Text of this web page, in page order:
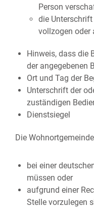
Person
die
vollzogen oder
Hinweis, dass die
der angegebenen
Ort und Tag der
Unterschrift der
zuständigen
Dienstsiegel
Die
bei einer
müssen oder
aufgrund einer
Stelle vorzulegen